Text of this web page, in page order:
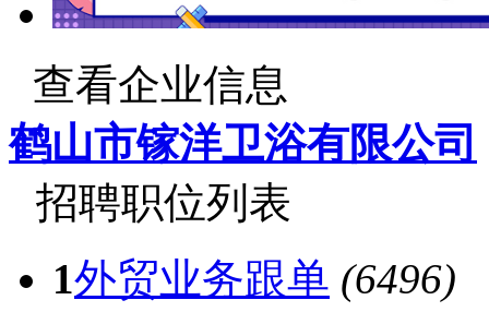
查看企业信息
鹤山市镓洋卫浴有限公司
招聘职位列表
1外贸业务跟单 (6496)